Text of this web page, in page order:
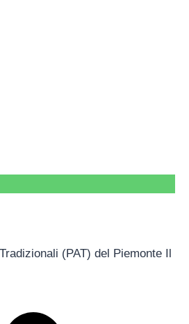
(PAT) del Piemonte Il